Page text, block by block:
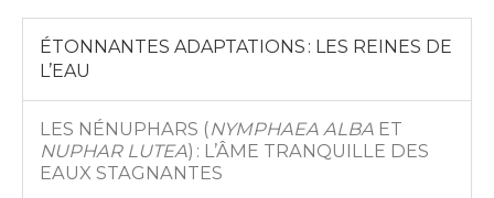
ÉTONNANTES ADAPTATIONS : LES REINES DE
L’EAU
LES NÉNUPHARS (NYMPHAEA ALBA ET
NUPHAR LUTEA) : L’ÂME TRANQUILLE DES
EAUX STAGNANTES